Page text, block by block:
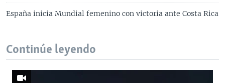
España inicia Mundial femenino con victoria ante Costa Rica
Continúe leyendo